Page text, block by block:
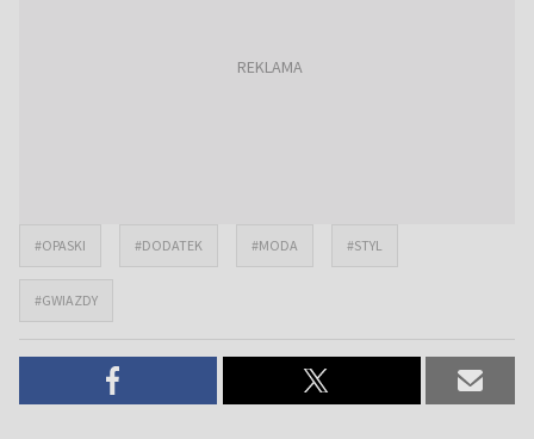
#OPASKI #DODATEK #MODA #STYL
#GWIAZDY